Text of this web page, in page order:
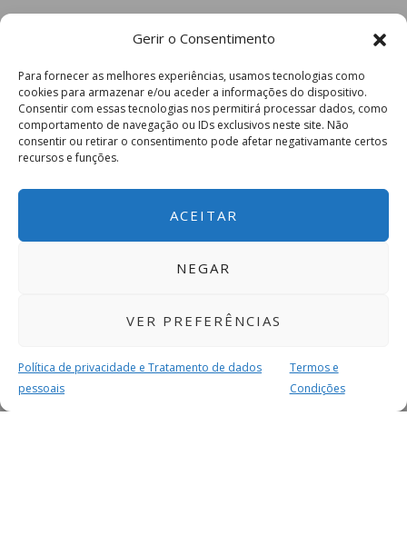
Gerir o Consentimento
Para fornecer as melhores experiências, usamos tecnologias como
cookies para armazenar e/ou aceder a informações do dispositivo.
Consentir com essas tecnologias nos permitirá processar dados, como
comportamento de navegação ou IDs exclusivos neste site. Não
consentir ou retirar o consentimento pode afetar negativamante certos
recursos e funções.
ACEITAR
NEGAR
VER PREFERÊNCIAS
Política de privacidade e Tratamento de dados
pessoais
Termos e
Condições